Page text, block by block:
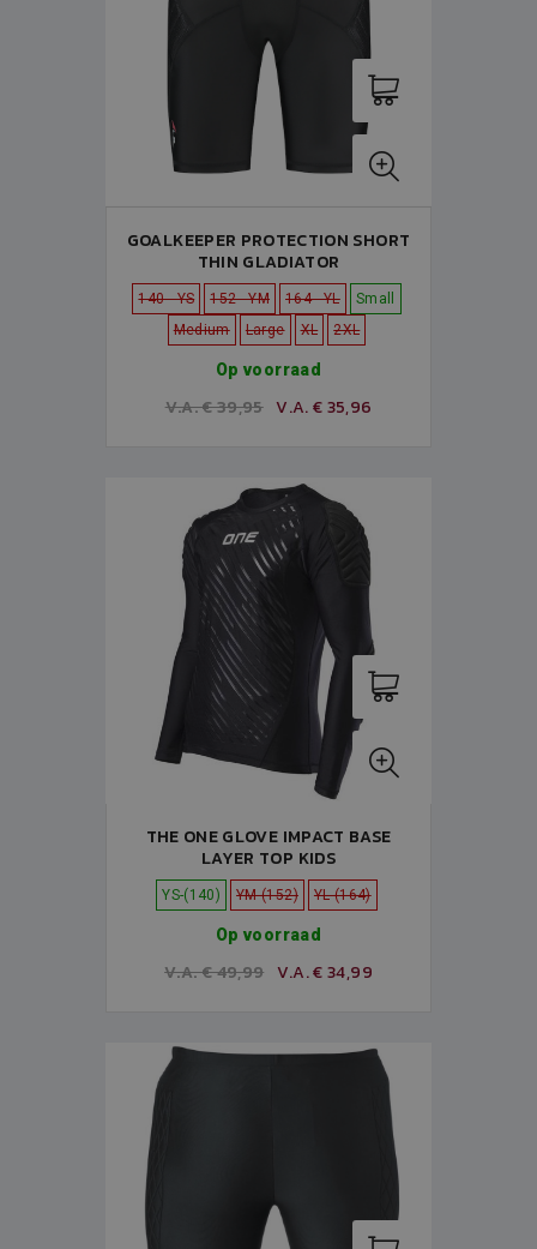
GOALKEEPER PROTECTION SHORT
THIN GLADIATOR
140 - YS 152 - YM 164 - YL
Small
Medium
Large XL 2XL
Op voorraad
V.A. € 39,95 V.A. € 35,96
THE ONE GLOVE IMPACT BASE
LAYER TOP KIDS
YS-(140) YM-(152) YL-(164)
Op voorraad
V.A. € 49,99 V.A. € 34,99